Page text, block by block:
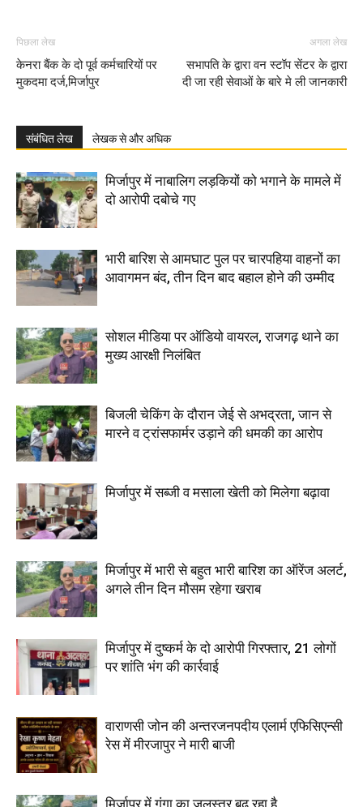
पिछला लेख
केनरा बैंक के दो पूर्व कर्मचारियों पर
मुकदमा दर्ज,मिर्जापुर
अगला लेख
सभापति के द्वारा वन स्टॉप सेंटर के द्वारा
दी जा रही सेवाओं के बारे मे ली जानकारी
संबंधित लेख लेखक से और अधिक
मिर्जापुर में नाबालिग लड़कियों को भगाने के मामले में
दो आरोपी दबोचे गए
भारी बारिश से आमघाट पुल पर चारपहिया वाहनों का
आवागमन बंद, तीन दिन बाद बहाल होने की उम्मीद
सोशल मीडिया पर ऑडियो वायरल, राजगढ़ थाने का
मुख्य आरक्षी निलंबित
बिजली चेकिंग के दौरान जेई से अभद्रता, जान से
मारने व ट्रांसफार्मर उड़ाने की धमकी का आरोप
मिर्जापुर में सब्जी व मसाला खेती को मिलेगा बढ़ावा
मिर्जापुर में भारी से बहुत भारी बारिश का ऑरेंज अलर्ट,
अगले तीन दिन मौसम रहेगा खराब
मिर्जापुर में दुष्कर्म के दो आरोपी गिरफ्तार, 21 लोगों
पर शांति भंग की कार्रवाई
वाराणसी जोन की अन्तरजनपदीय एलार्म एफिसिएन्सी
रेस में मीरजापुर ने मारी बाजी
मिर्जापुर में गंगा का जलस्तर बढ़ रहा है